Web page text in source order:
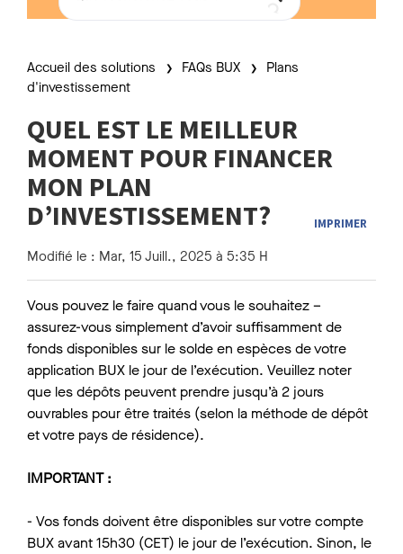
Accueil des solutions FAQs BUX
Plans
d'investissement
QUEL EST LE MEILLEUR
MOMENT POUR FINANCER
MON PLAN
D’INVESTISSEMENT?
IMPRIMER
Modifié le : Mar, 15 Juill., 2025 à 5:35 H
Vous pouvez le faire quand vous le souhaitez –
assurez-vous simplement d’avoir suffisamment de
fonds disponibles sur le solde en espèces de votre
application BUX le jour de l’exécution. Veuillez noter
que les dépôts peuvent prendre jusqu’à 2 jours
ouvrables pour être traités (selon la méthode de dépôt
et votre pays de résidence).
IMPORTANT :
- Vos fonds doivent être disponibles sur votre compte
BUX avant 15h30 (CET) le jour de l’exécution. Sinon, le